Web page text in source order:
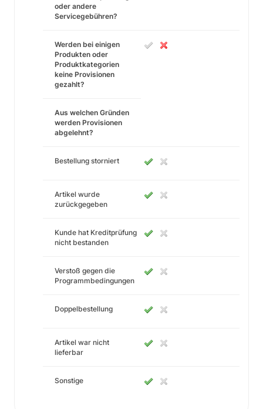
oder andere
Servicegebühren?
Werden bei einigen
Produkten oder
Produktkategorien
keine Provisionen
gezahlt?
Aus welchen Gründen
werden Provisionen
abgelehnt?
Bestellung storniert
Artikel wurde
zurückgegeben
Kunde hat Kreditprüfung
nicht bestanden
Verstoß gegen die
Programmbedingungen
Doppelbestellung
Artikel war nicht
lieferbar
Sonstige